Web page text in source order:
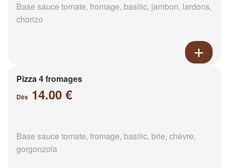
Base sauce tomate, fromage, basilic, jambon, lardons,
chorizo
Pizza 4 fromages
Dès 14.00 €
Base sauce tomate, fromage, basilic, brie, chèvre,
gorgonzola